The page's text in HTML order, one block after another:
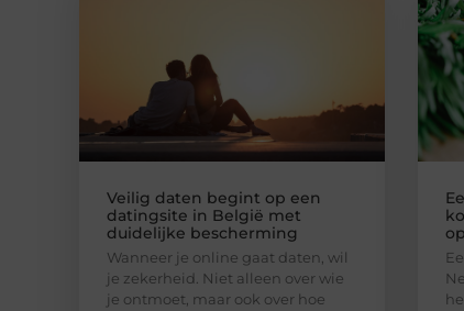
Veilig daten begint op een
datingsite in België met
duidelijke bescherming
Wanneer je online gaat daten, wil
je zekerheid. Niet alleen over wie
je ontmoet, maar ook over hoe